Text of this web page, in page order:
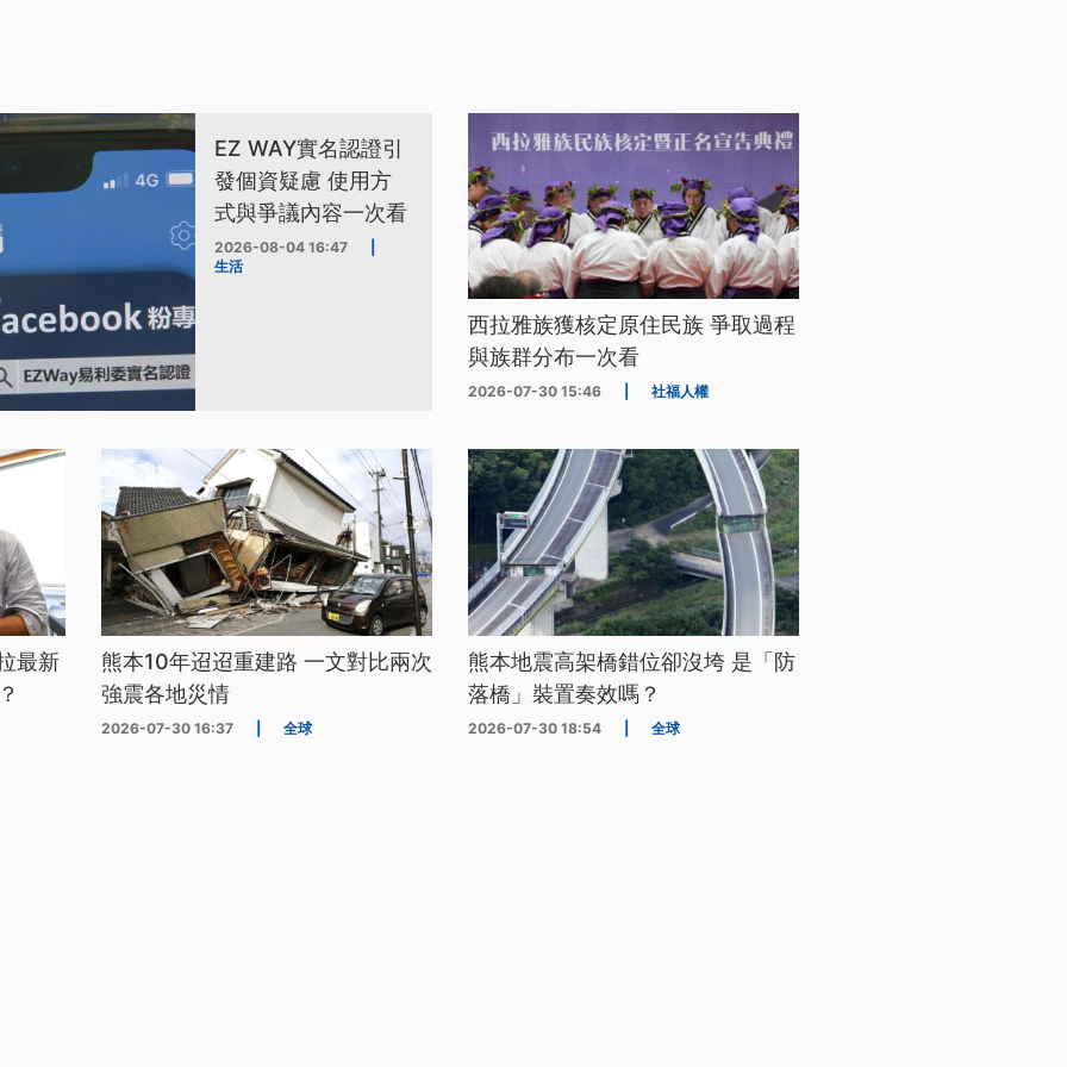
EZ WAY實名認證引
發個資疑慮 使用方
式與爭議內容一次看
2026-08-04 16:47
生活
西拉雅族獲核定原住民族 爭取過程
與族群分布一次看
2026-07-30 15:46 社福人權
最新
熊本10年迢迢重建路 一文對比兩次
強震各地災情
2026-07-30 16:37 全球
熊本地震高架橋錯位卻沒垮 是「防
落橋」裝置奏效嗎？
2026-07-30 18:54 全球